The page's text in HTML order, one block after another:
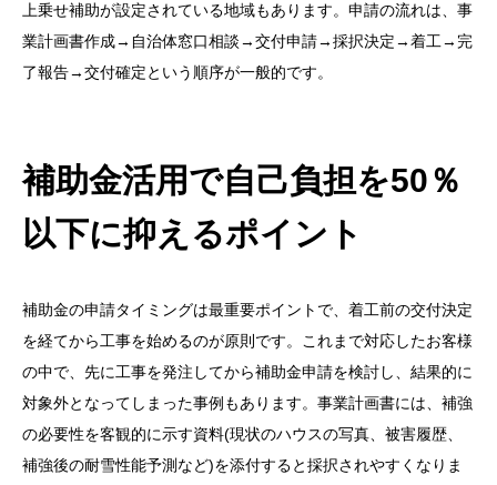
上乗せ補助が設定されている地域もあります。申請の流れは、事
業計画書作成→自治体窓口相談→交付申請→採択決定→着工→完
了報告→交付確定という順序が一般的です。
補助金活用で自己負担を50％
以下に抑えるポイント
補助金の申請タイミングは最重要ポイントで、着工前の交付決定
を経てから工事を始めるのが原則です。これまで対応したお客様
の中で、先に工事を発注してから補助金申請を検討し、結果的に
対象外となってしまった事例もあります。事業計画書には、補強
の必要性を客観的に示す資料(現状のハウスの写真、被害履歴、
補強後の耐雪性能予測など)を添付すると採択されやすくなりま